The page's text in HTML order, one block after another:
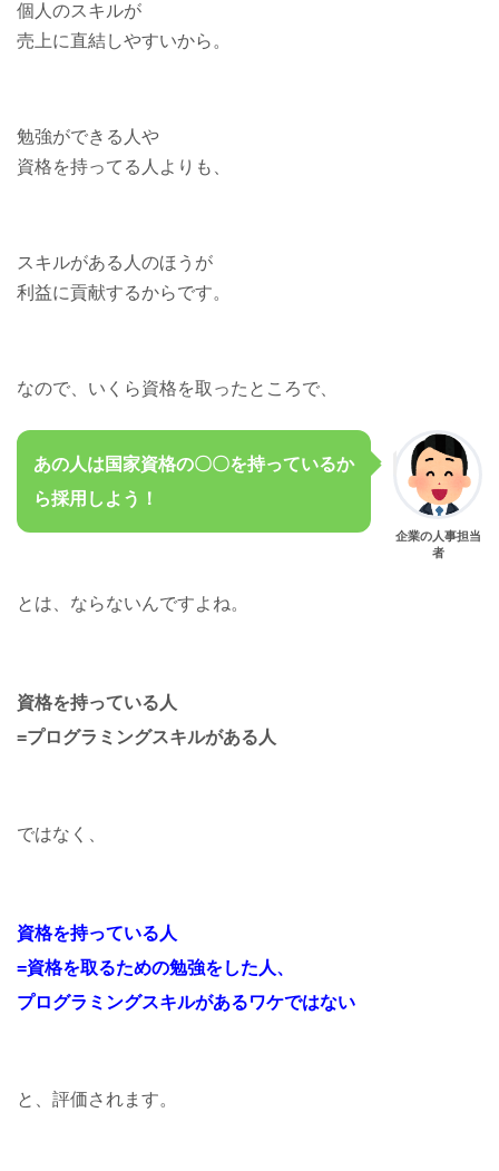
個人のスキルが
売上に直結しやすいから。
勉強ができる人や
資格を持ってる人よりも、
スキルがある人のほうが
利益に貢献するからです。
なので、いくら資格を取ったところで、
あの人は国家資格の〇〇を持っているか
ら採用しよう！
企業の人事担当
者
とは、ならないんですよね。
資格を持っている人
=プログラミングスキルがある人
ではなく、
資格を持っている人
=資格を取るための勉強をした人、
プログラミングスキルがあるワケではない
と、評価されます。